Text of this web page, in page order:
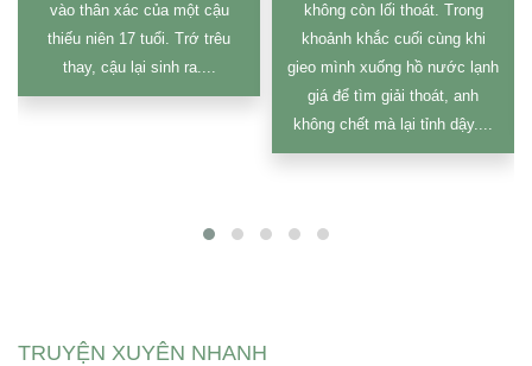
vào thân xác của một cậu
thiếu niên 17 tuổi. Trớ trêu
thay, cậu lại sinh ra....
không còn lối thoát. Trong
khoảnh khắc cuối cùng khi
gieo mình xuống hồ nước lạnh
giá để tìm giải thoát, anh
không chết mà lại tỉnh dậy....
TRUYỆN XUYÊN NHANH